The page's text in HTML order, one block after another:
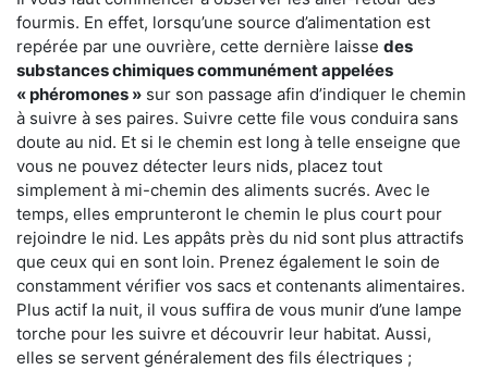
fourmis. En effet, lorsqu’une source d’alimentation est
repérée par une ouvrière, cette dernière laisse des
substances chimiques communément appelées
« phéromones » sur son passage afin d’indiquer le chemin
à suivre à ses paires. Suivre cette file vous conduira sans
doute au nid. Et si le chemin est long à telle enseigne que
vous ne pouvez détecter leurs nids, placez tout
simplement à mi-chemin des aliments sucrés. Avec le
temps, elles emprunteront le chemin le plus court pour
rejoindre le nid. Les appâts près du nid sont plus attractifs
que ceux qui en sont loin. Prenez également le soin de
constamment vérifier vos sacs et contenants alimentaires.
Plus actif la nuit, il vous suffira de vous munir d’une lampe
torche pour les suivre et découvrir leur habitat. Aussi,
elles se servent généralement des fils électriques ;